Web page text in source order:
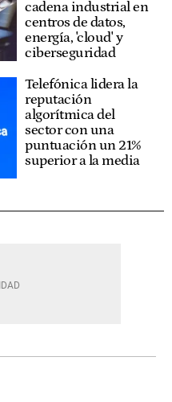
cadena industrial en
centros de datos,
energía, 'cloud' y
ciberseguridad
Telefónica lidera la
reputación
algorítmica del
sector con una
puntuación un 21%
superior a la media